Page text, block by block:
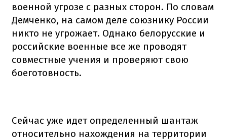
военной угрозе с разных сторон. По словам
Демченко, на самом деле союзнику России
никто не угрожает. Однако белорусские и
российские военные все же проводят
совместные учения и проверяют свою
боеготовность.
Сейчас уже идет определенный шантаж
относительно нахождения на территории